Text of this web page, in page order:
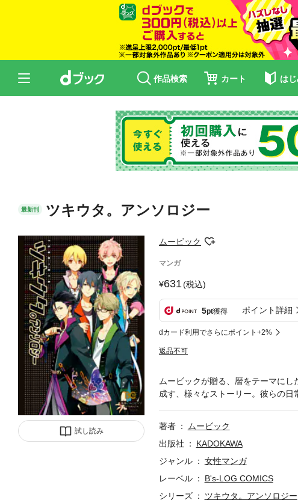
作品検索 カート は
最新刊 ツキウタ。アンソロジー
試し読み
ムービック
マンガ
631(税込)
5pt獲得 ポイント詳細
dカード利用でさらにポイント+2%
返品不可
ムービックが贈る、暦をテーマに
成す、様々なストーリー。彼らの日
著者
ムービック
出版社
KADOKAWA
ジャンル
女性マンガ
レーベル
B's-LOG COMICS
シリーズ
ツキウタ。アンソロジー